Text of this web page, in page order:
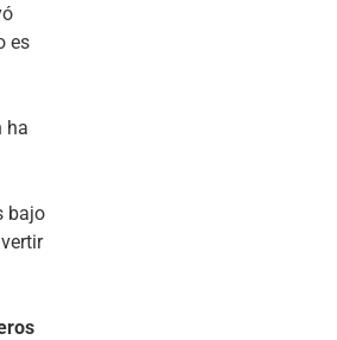
es
ha
bajo